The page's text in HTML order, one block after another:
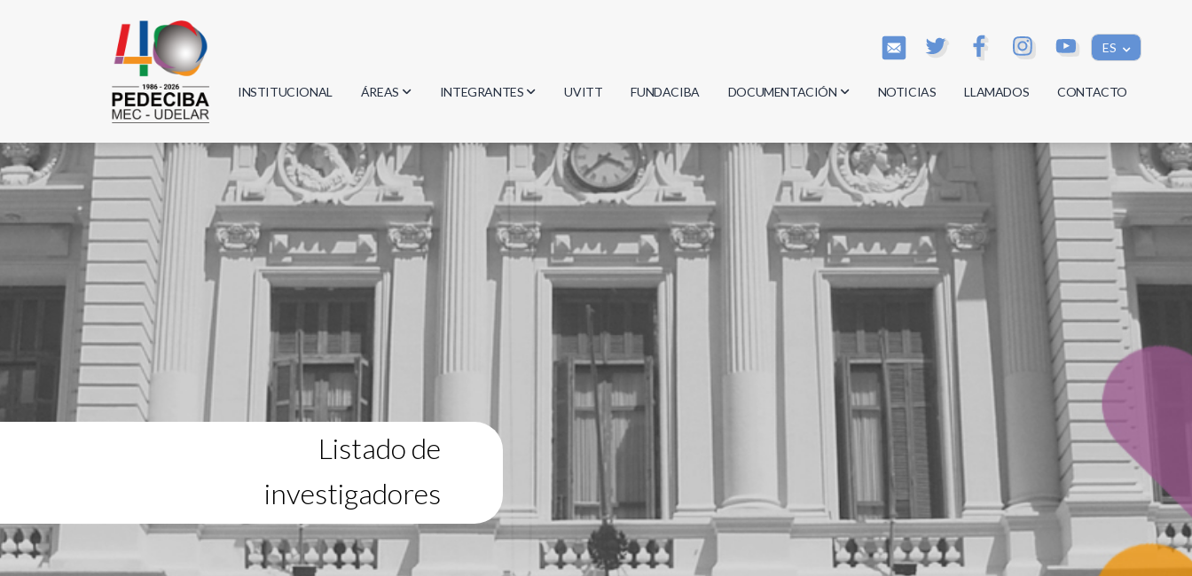
ES
INSTITUCIONAL ÁREAS
Biología
Física
Geociencias
Informática
Matemática
INTEGRANTES
Investigadores
Estudiantes
Egresados
UVITT FUNDACIBA DOCUMENTACIÓN
Actas
Reglamentos
Documentos
NOTICIAS LLAMADOS CONTACTO
Listado de
investigadores